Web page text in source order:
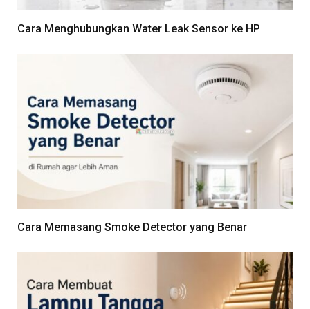
Cara Menghubungkan Water Leak Sensor ke HP
Cara Memasang Smoke Detector yang Benar